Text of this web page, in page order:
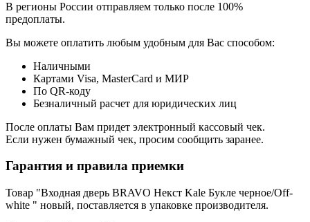
В регионы России отправляем только после 100%
предоплаты.
Вы можете оплатить любым удобным для Вас способом:
Наличными
Картами Visa, MasterCard и МИР
По QR-коду
Безналичный расчет для юридических лиц
После оплаты Вам придет электронный кассовый чек.
Если нужен бумажный чек, просим сообщить заранее.
Гарантия и правила приемки
Товар "Входная дверь BRAVO Некст Kale Букле черное/Off-
white " новый, поставляется в упаковке производителя.